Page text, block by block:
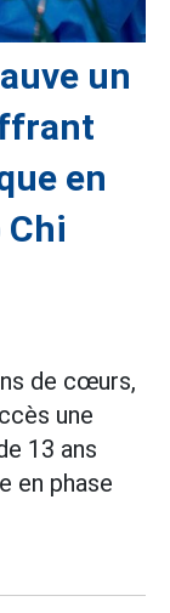
un
en
Chi
de cœurs,
une
13 ans
en phase